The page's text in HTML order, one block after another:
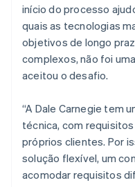
início do processo
quais as tecnologias
objetivos de longo
complexos, não foi
aceitou o desafio.
“A Dale Carnegie tem
técnica, com
próprios clientes. Por
solução flexível, um
acomodar requisitos